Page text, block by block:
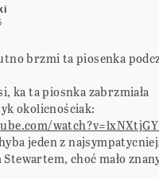
brzmi ta piosenka
ka ta piosnka zabrzmiała
okolicnościak:
jeden z
choć mało